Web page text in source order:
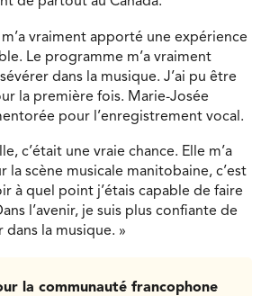
m’a vraiment apporté une expérience
Le programme m’a vraiment
dans la musique. J’ai pu être
la première fois. Marie-Josée
pour l’enregistrement vocal.
c’était une vraie chance. Elle m’a
la scène musicale manitobaine, c’est
à quel point j’étais capable de faire
l’avenir, je suis plus confiante de
la musique. »
la communauté francophone